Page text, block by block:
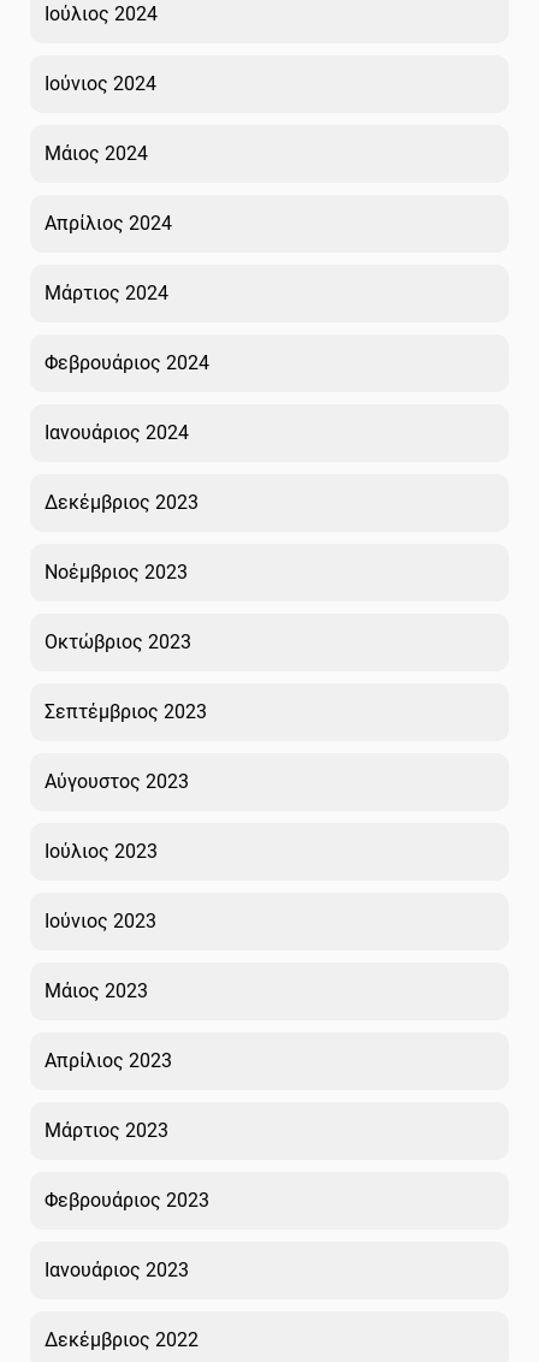
Ιούλιος 2024
Ιούνιος 2024
Μάιος 2024
Απρίλιος 2024
Μάρτιος 2024
Φεβρουάριος 2024
Ιανουάριος 2024
Δεκέμβριος 2023
Νοέμβριος 2023
Οκτώβριος 2023
Σεπτέμβριος 2023
Αύγουστος 2023
Ιούλιος 2023
Ιούνιος 2023
Μάιος 2023
Απρίλιος 2023
Μάρτιος 2023
Φεβρουάριος 2023
Ιανουάριος 2023
Δεκέμβριος 2022